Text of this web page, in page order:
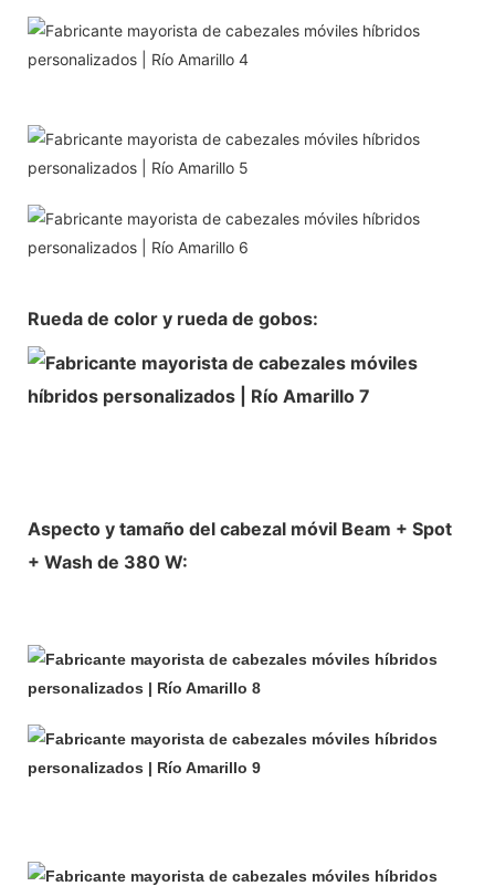
Rueda de color y rueda de gobos:
Aspecto y tamaño del cabezal móvil Beam + Spot
+ Wash de 380 W: